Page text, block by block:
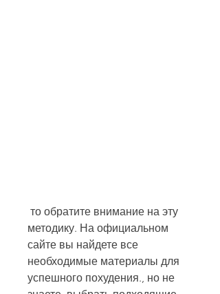
методику. На официальном
сайте вы найдете все
необходимые материалы для
успешного похудения., но не